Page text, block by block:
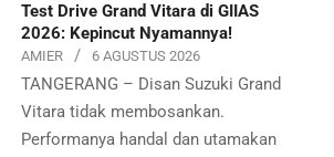
Test Drive Grand Vitara di GIIAS
2026: Kepincut Nyamannya!
AMIER 6 AGUSTUS 2026
TANGERANG – Disan Suzuki Grand
Vitara tidak membosankan.
Performanya handal dan utamakan